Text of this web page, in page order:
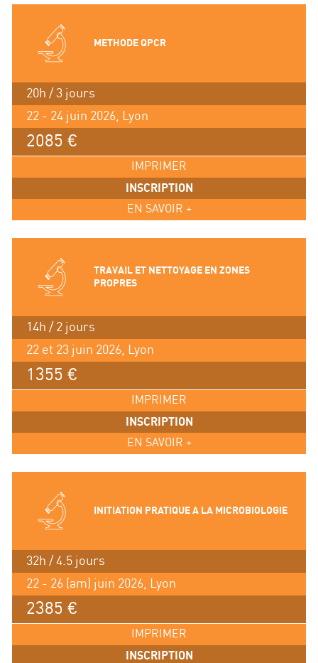
METHODE QPCR
20h / 3 jours
22 - 24 juin 2026, Lyon
2085 €
IMPRIMER
INSCRIPTION
EN SAVOIR +
TRAVAIL ET NETTOYAGE EN ZONES
PROPRES
14h / 2 jours
22 et 23 juin 2026, Lyon
1355 €
IMPRIMER
INSCRIPTION
EN SAVOIR +
INITIATION PRATIQUE A LA MICROBIOLOGIE
32h / 4.5 jours
22 - 26 (am) juin 2026, Lyon
2385 €
IMPRIMER
INSCRIPTION